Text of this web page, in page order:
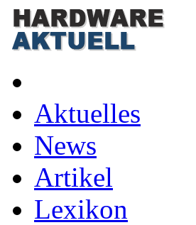
Aktuelles
News
Artikel
Lexikon